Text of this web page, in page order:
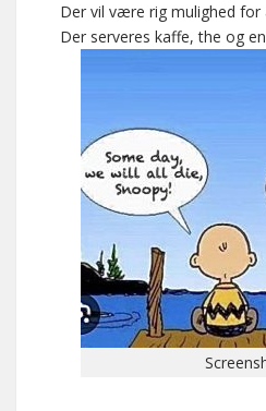
Der vil være rig mulighed for
Der serveres kaffe, the og